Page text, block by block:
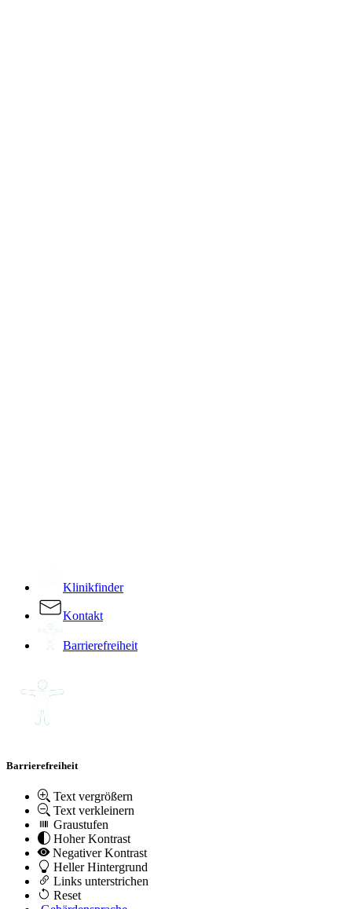
Klinikfinder
Kontakt
Barrierefreiheit
Barrierefreiheit
Text vergrößern
Text verkleinern
Graustufen
Hoher Kontrast
Negativer Kontrast
Heller Hintergrund
Links unterstrichen
Reset